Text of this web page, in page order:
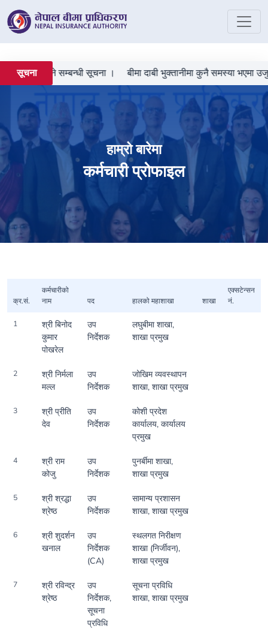
सूचना
दर्ता गराउने सम्बन्धी सूचना । बीमा दाबी भुक्तानीमा कुनै समस्या भएमा
हाम्रो बारेमा
कर्मचारी प्रोफाइल
क्र.सं.
कर्मचारीको
नाम
पद हालको महाशाखा शाखा
एक्सटेन्सन
नं.
1
श्री बिनोद
कुमार
पोखरेल
उप
निर्देशक
लघुबीमा शाखा,
शाखा प्रमुख
2
श्री निर्मला
मल्ल
उप
निर्देशक
जोखिम व्यवस्थापन
शाखा, शाखा प्रमुख
3
श्री प्रीति
देव
उप
निर्देशक
कोशी प्रदेश
कार्यालय, कार्यालय
प्रमुख
4
श्री राम
कोजु
उप
निर्देशक
पुनर्बीमा शाखा,
शाखा प्रमुख
5
श्री श्रद्धा
श्रेष्ठ
उप
निर्देशक
सामान्य प्रशासन
शाखा, शाखा प्रमुख
6
श्री शुदर्शन
खनाल
उप
निर्देशक
(CA)
स्थलगत निरीक्षण
शाखा (निर्जीवन),
शाखा प्रमुख
7
श्री रविन्द्र
श्रेष्ठ
उप
निर्देशक,
सूचना
प्रविधि
सूचना प्रविधि
शाखा, शाखा प्रमुख